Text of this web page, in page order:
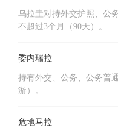
乌拉圭对持外交护照、公
不超过3个月（90天）。
委内瑞拉
持有外交、公务、公务普
游）。
危地马拉